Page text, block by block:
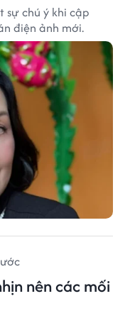
sự chú ý khi cập
điện ảnh mới.
nên các mối